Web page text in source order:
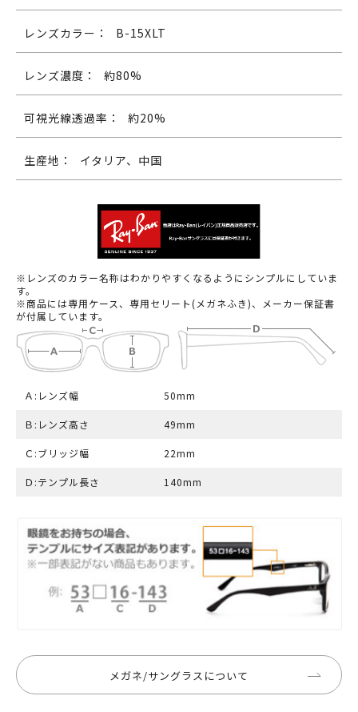
レンズカラー： B-15XLT
レンズ濃度： 約80%
可視光線透過率： 約20%
生産地： イタリア、中国
※レンズのカラー名称はわかりやすくなるようにシンプルにしていま
す。
※商品には専用ケース、専用セリート(メガネふき)、メーカー保証書
が付属しています。
Ａ:レンズ幅 50mm
Ｂ:レンズ高さ 49mm
Ｃ:ブリッジ幅 22mm
Ｄ:テンプル長さ 140mm
メガネ/サングラスについて